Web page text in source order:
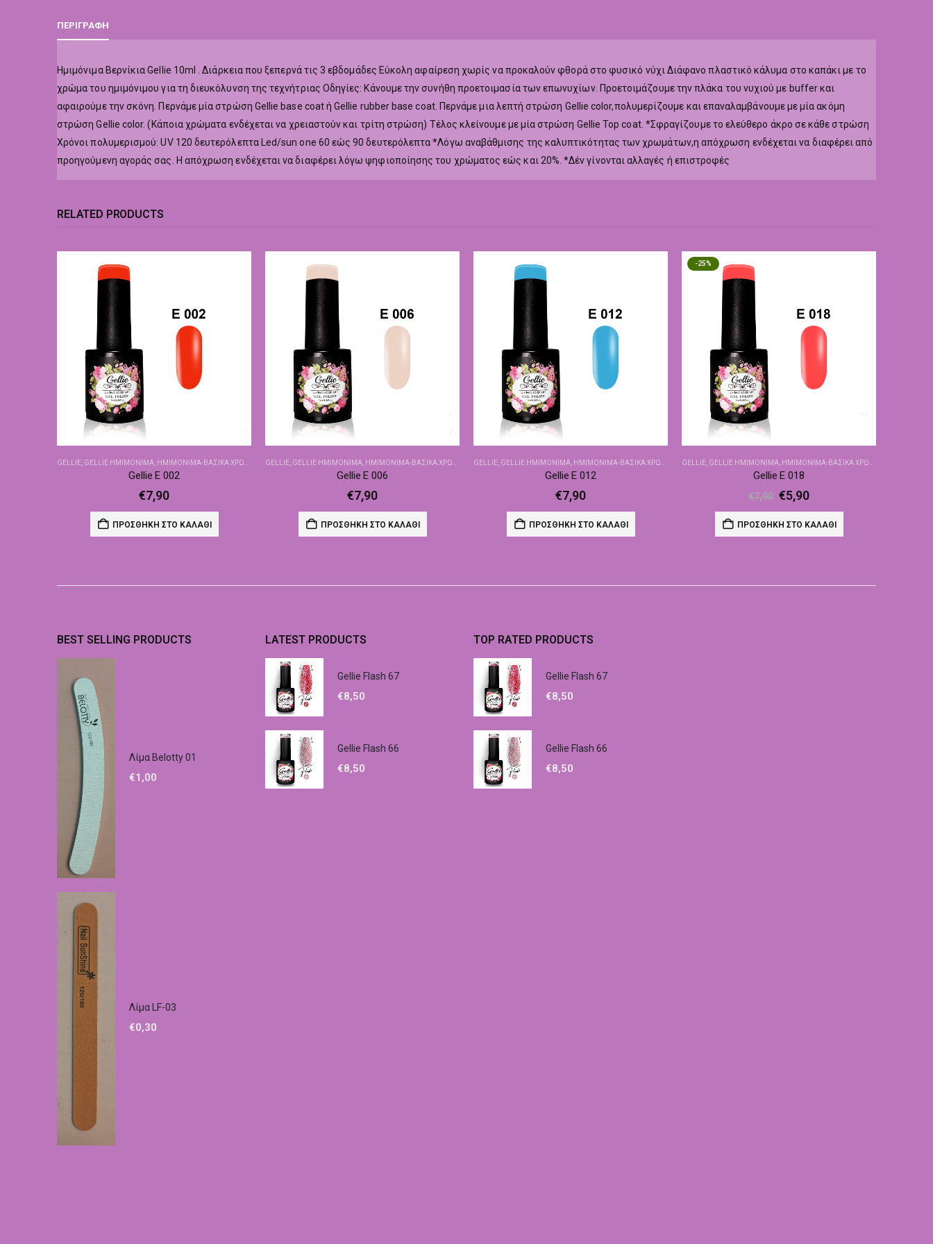
ΠΕΡΙΓΡΑΦΉ
Hμιμόνιμα Βερνίκια Gellie 10ml . Διάρκεια που ξεπερνά τις 3 εβδομάδες Εύκολη αφαίρεση χωρίς να προκαλούν φθορά στο φυσικό νύχι Διάφανο πλαστικό κάλυμα στο καπάκι με το
χρώμα του ημιμόνιμου για τη διευκόλυνση της τεχνήτριας Οδηγίες: Κάνουμε την συνήθη προετοιμασία των επωνυχίων. Προετοιμάζουμε την πλάκα του νυχιού με buffer και
αφαιρούμε την σκόνη. Περνάμε μία στρώση Gellie base coat ή Gellie rubber base coat. Περνάμε μια λεπτή στρώση Gellie color,πολυμερίζουμε και επαναλαμβάνουμε με μία ακόμη
στρώση Gellie color. (Κάποια χρώματα ενδέχεται να χρειαστούν και τρίτη στρώση) Τέλος κλείνουμε με μία στρώση Gellie Top coat. *Σφραγίζουμε το ελεύθερο άκρο σε κάθε στρώση
Χρόνοι πολυμερισμού: UV 120 δευτερόλεπτα Led/sun one 60 εώς 90 δευτερόλεπτα *Λόγω αναβάθμισης της καλυπτικότητας των χρωμάτων,η απόχρωση ενδέχεται να διαφέρει από
προηγούμενη αγοράς σας. Η απόχρωση ενδέχεται να διαφέρει λόγω ψηφιοποίησης του χρώματος εώς και 20%. *Δέν γίνονται αλλαγές ή επιστροφές
RELATED PRODUCTS
GELLIE, GELLIE ΗΜΙΜΌΝΙΜΑ, ΗΜΙΜΌΝΙΜΑ-ΒΑΣΙΚΆ ΧΡΏΜΑΤΑ
Gellie E 002
€7,90
ΠΡΟΣΘΉΚΗ ΣΤΟ ΚΑΛΆΘΙ
GELLIE, GELLIE ΗΜΙΜΌΝΙΜΑ, ΗΜΙΜΌΝΙΜΑ-ΒΑΣΙΚΆ ΧΡΏΜΑΤΑ
Gellie E 006
€7,90
ΠΡΟΣΘΉΚΗ ΣΤΟ ΚΑΛΆΘΙ
GELLIE, GELLIE ΗΜΙΜΌΝΙΜΑ, ΗΜΙΜΌΝΙΜΑ-ΒΑΣΙΚΆ ΧΡΏΜΑΤΑ
Gellie E 012
€7,90
ΠΡΟΣΘΉΚΗ ΣΤΟ ΚΑΛΆΘΙ
-25%
GELLIE, GELLIE ΗΜΙΜΌΝΙΜΑ, ΗΜΙΜΌΝΙΜΑ-ΒΑΣΙΚΆ ΧΡΏΜΑΤΑ
Gellie E 018
€7,90 €5,90
ΠΡΟΣΘΉΚΗ ΣΤΟ ΚΑΛΆΘΙ
BEST SELLING PRODUCTS
Λίμα Belotty 01
€1,00
Λίμα LF-03
€0,30
LATEST PRODUCTS
Gellie Flash 67
€8,50
Gellie Flash 66
€8,50
TOP RATED PRODUCTS
Gellie Flash 67
€8,50
Gellie Flash 66
€8,50